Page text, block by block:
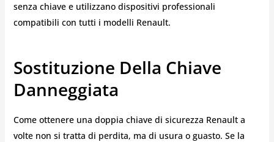
senza chiave e utilizzano dispositivi professionali
compatibili con tutti i modelli Renault.
Sostituzione Della Chiave
Danneggiata
Come ottenere una doppia chiave di sicurezza Renault a
volte non si tratta di perdita, ma di usura o guasto. Se la